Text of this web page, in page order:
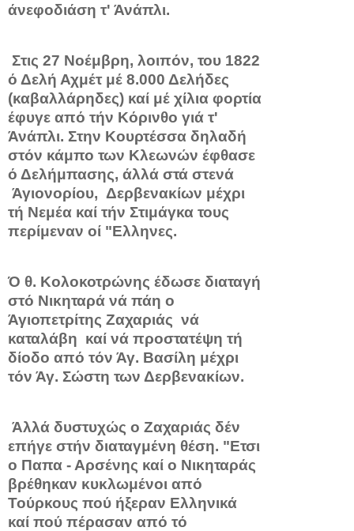
άνεφοδιάση τ' Άνάπλι.
Στις 27 Νοέμβρη, λοιπόν, του 1822
ό Δελή Αχμέτ μέ 8.000 Δελήδες
(καβαλλάρηδες) καί μέ χίλια φορ­τία
έφυγε από τήν Κόρινθο γιά τ'
Άνάπλι. Στην Κουρτέσσα δη­λαδή
στόν κάμπο των Κλεωνών έφθασε
ό Δελήμπασης, άλλά στά στενά
Άγιονορίου, Δερβενακίων μέχρι
τή Νεμέα καί τήν Στιμάγκα τους
περίμεναν οί "Ελληνες.
Ό θ. Κολοκοτρώνης έδωσε διαταγή
στό Νικηταρά νά πάη ο
Άγιοπετρίτης Ζαχαριάς νά
καταλάβη καί νά προστατέψη τή
δίοδο από τόν Άγ. Βασίλη μέχρι
τόν Άγ. Σώστη των Δερβενακίων.
Άλλά δυστυχώς ο Ζαχαριάς δέν
επήγε στήν διαταγμένη θέση. "Ετσι
ο Παπα - Αρσένης καί ο Νικηταράς
βρέθηκαν κυκλωμένοι από
Τούρκους πού ήξεραν Ελληνικά
καί πού πέρασαν από τό